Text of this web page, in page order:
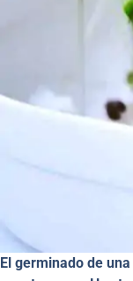
El germinado de